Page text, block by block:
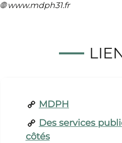
🌐 www.mdph31.fr
MDPH
Des services
côtés